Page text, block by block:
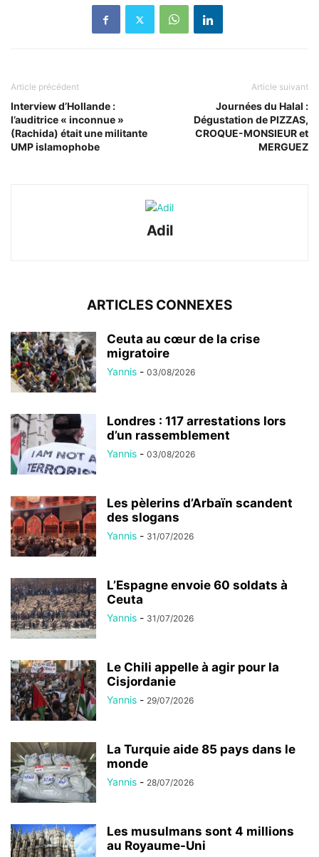
Article précédent
Interview d’Hollande :
l’auditrice « inconnue »
(Rachida) était une militante
UMP islamophobe
Article suivant
Journées du Halal :
Dégustation de PIZZAS,
CROQUE-MONSIEUR et
MERGUEZ
Adil
ARTICLES CONNEXES
Ceuta au cœur de la crise
migratoire
Yannis - 03/08/2026
Londres : 117 arrestations lors
d’un rassemblement
Yannis - 03/08/2026
Les pèlerins d’Arbaïn scandent
des slogans
Yannis - 31/07/2026
L’Espagne envoie 60 soldats à
Ceuta
Yannis - 31/07/2026
Le Chili appelle à agir pour la
Cisjordanie
Yannis - 29/07/2026
La Turquie aide 85 pays dans le
monde
Yannis - 28/07/2026
Les musulmans sont 4 millions
au Royaume-Uni